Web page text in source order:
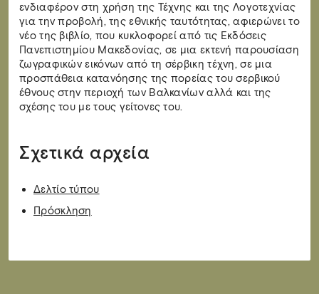
ενδιαφέρον στη χρήση της Τέχνης και της Λογοτεχνίας
για την προβολή, της εθνικής ταυτότητας, αφιερώνει το
νέο της βιβλίο, που κυκλοφορεί από τις Εκδόσεις
Πανεπιστημίου Μακεδονίας, σε μια εκτενή παρουσίαση
ζωγραφικών εικόνων από τη σέρβικη τέχνη, σε μια
προσπάθεια κατανόησης της πορείας του σερβικού
έθνους στην περιοχή των Βαλκανίων αλλά και της
σχέσης του με τους γείτονες του.
Σχετικά αρχεία
Δελτίο τύπου
Πρόσκληση